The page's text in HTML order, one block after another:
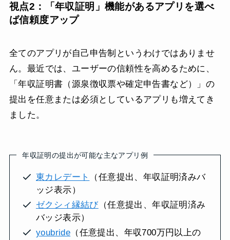
視点2：「年収証明」機能があるアプリを選べ
ば信頼度アップ
全てのアプリが自己申告制というわけではありませ
ん。最近では、ユーザーの信頼性を高めるために、
「年収証明書（源泉徴収票や確定申告書など）」の
提出を任意または必須としているアプリも増えてき
ました。
年収証明の提出が可能な主なアプリ例
東カレデート
（任意提出、年収証明済みバ
ッジ表示）
ゼクシィ縁結び （任意提出、年収証明済み
バッジ表示）
youbride （任意提出、年収700万円以上の